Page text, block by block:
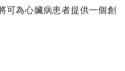
可為心臟病患者提供一個創